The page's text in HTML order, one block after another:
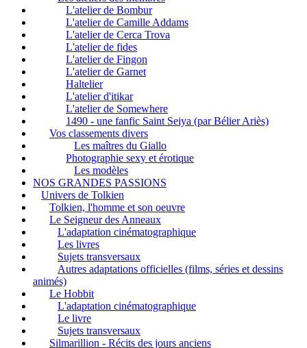
L'atelier de Bombur
L'atelier de Camille Addams
L'atelier de Cerca Trova
L'atelier de fides
L'atelier de Fingon
L'atelier de Garnet
Haltelier
L'atelier d'itikar
L'atelier de Somewhere
1490 - une fanfic Saint Seiya (par Bélier Ariès)
Vos classements divers
Les maîtres du Giallo
Photographie sexy et érotique
Les modèles
NOS GRANDES PASSIONS
Univers de Tolkien
Tolkien, l'homme et son oeuvre
Le Seigneur des Anneaux
L'adaptation cinématographique
Les livres
Sujets transversaux
Autres adaptations officielles (films, séries et dessins
animés)
Le Hobbit
L'adaptation cinématographique
Le livre
Sujets transversaux
Silmarillion - Récits des jours anciens